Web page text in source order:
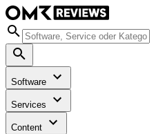
Software
Services
Content